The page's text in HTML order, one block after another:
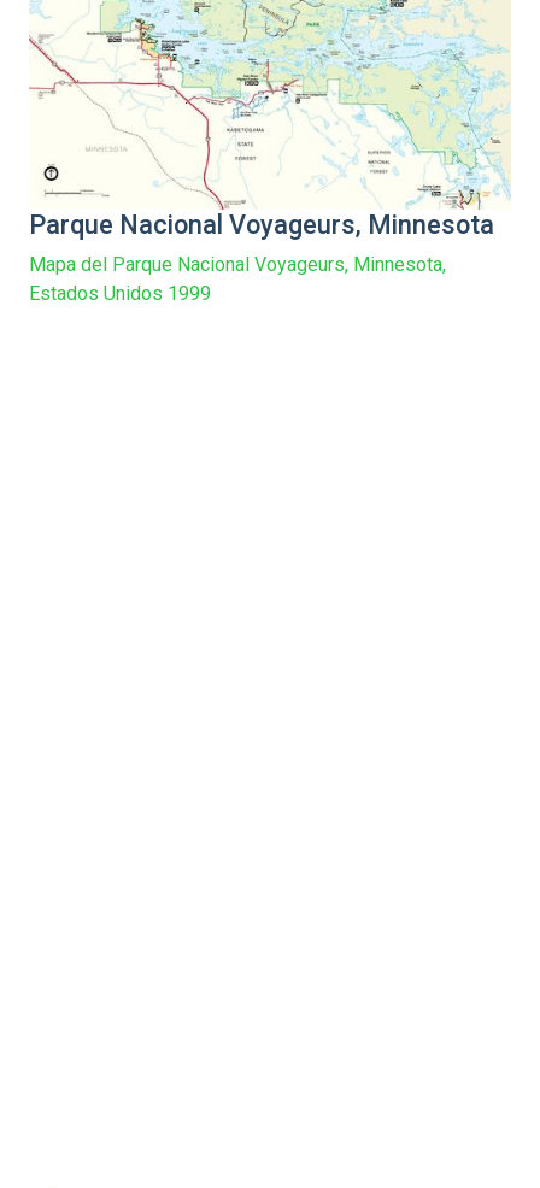
Parque Nacional Voyageurs, Minnesota
Mapa del Parque Nacional Voyageurs, Minnesota,
Estados Unidos 1999